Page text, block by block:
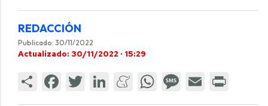
REDACCIÓN
Publicado: 30/11/2022
Actualizado: 30/11/2022 · 15:29